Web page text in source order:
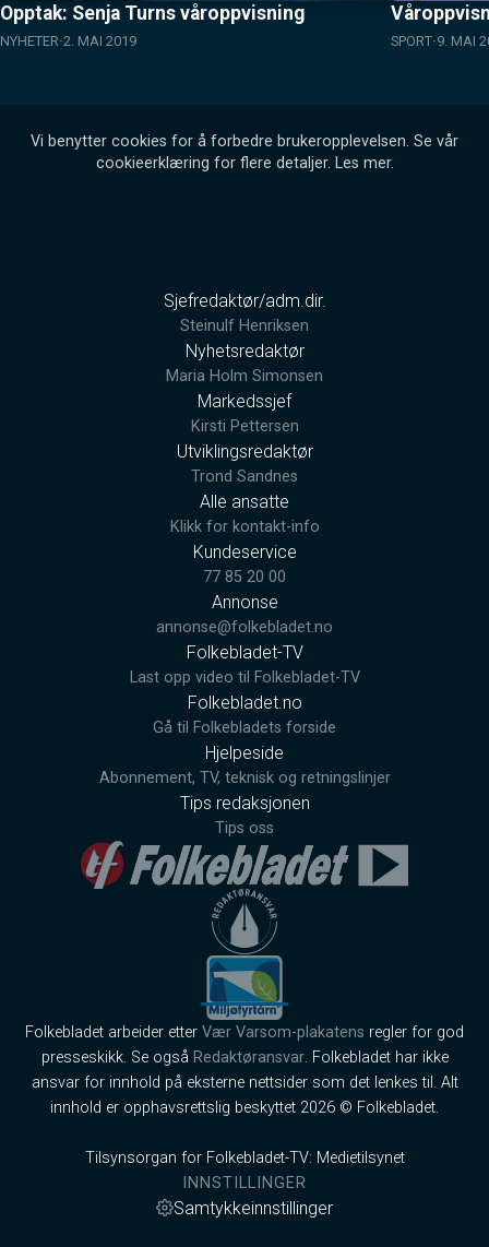
Opptak: Senja Turns våroppvisning
NYHETER 2. MAI 2019 SPORT 9. MAI
Vi benytter cookies for å forbedre brukeropplevelsen. Se vår
cookieerklæring for flere detaljer. Les mer.
Sjefredaktør/adm.dir.
Steinulf Henriksen
Nyhetsredaktør
Maria Holm Simonsen
Markedssjef
Kirsti Pettersen
Utviklingsredaktør
Trond Sandnes
Alle ansatte
Klikk for kontakt-info
Kundeservice
77 85 20 00
Annonse
annonse@folkebladet.no
Folkebladet-TV
Last opp video til Folkebladet-TV
Folkebladet.no
Gå til Folkebladets forside
Hjelpeside
Abonnement, TV, teknisk og retningslinjer
Tips redaksjonen
Tips oss
Folkebladet arbeider etter Vær Varsom-plakatens regler for god
presseskikk. Se også Redaktøransvar. Folkebladet har ikke
ansvar for innhold på eksterne nettsider som det lenkes til. Alt
innhold er opphavsrettslig beskyttet 2026 © Folkebladet.
Tilsynsorgan for Folkebladet-TV: Medietilsynet
INNSTILLINGER
Samtykkeinnstillinger